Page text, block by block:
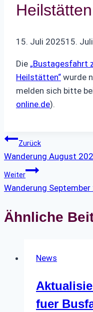
Heilstätten
15. Juli 202515.
Die „Bustagesfahrt
Heilstätten“ wurde
melden sich bitte
online.de).
Zurück
Wanderung August
Weiter
Wanderung September
Ähnliche
News
fuer